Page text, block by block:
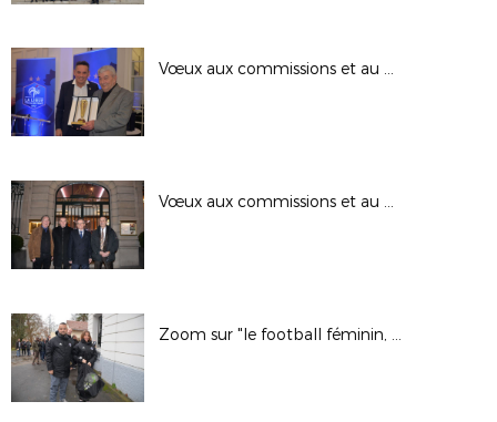
Vœux aux commissions et au CCJ 2/2
Vœux aux commissions et au CCJ 1/2
Zoom sur "le football féminin, c'est déjà un but"